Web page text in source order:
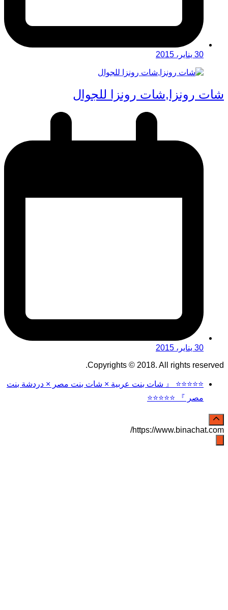
30 يناير، 2015
شات رونزا,شات رونزا للجوال
30 يناير، 2015
Copyrights © 2018. All rights reserved.
⭐⭐⭐⭐⭐ 『 شات بنت عربية × شات بنت مصر × دردشة بنت
مصر 』 ⭐⭐⭐⭐⭐
https://www.binachat.com/